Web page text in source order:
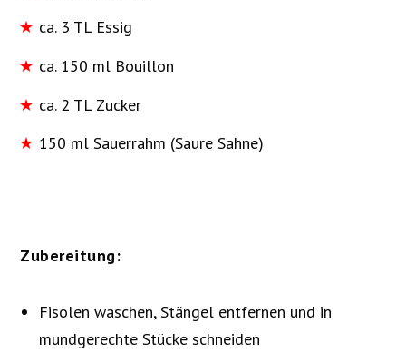
ca. 3 TL Essig
ca. 150 ml Bouillon
ca. 2 TL Zucker
150 ml Sauerrahm (Saure Sahne)
Zubereitung:
Fisolen waschen, Stängel entfernen und in
mundgerechte Stücke schneiden